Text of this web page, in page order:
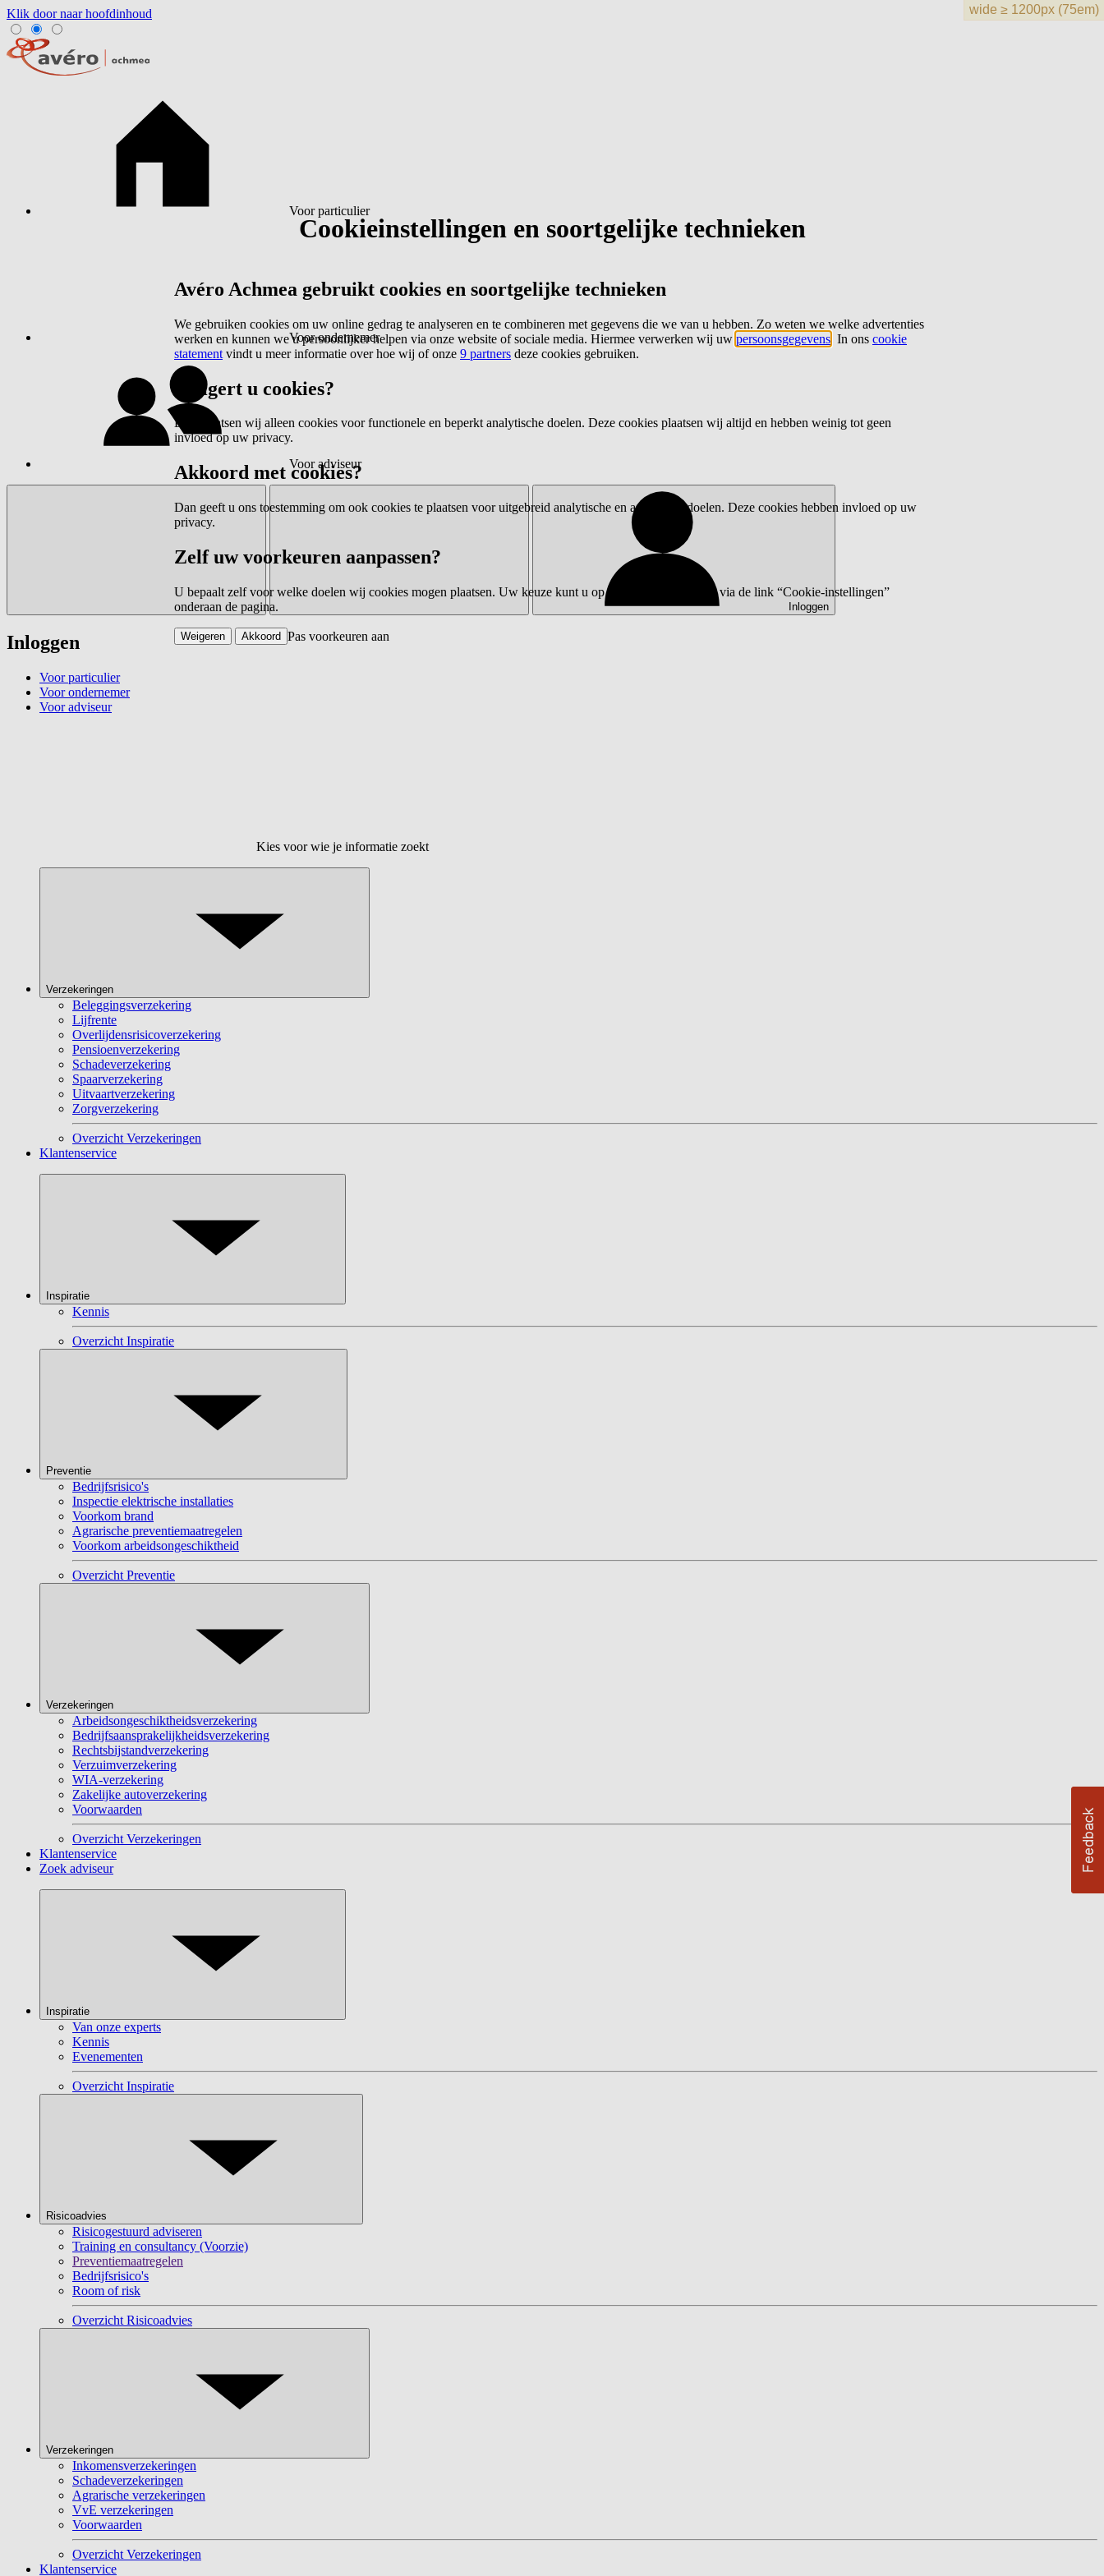
Klik door naar hoofdinhoud
Voor particulier
Voor ondernemer
Voor adviseur
Inloggen
Inloggen
Voor particulier
Voor ondernemer
Voor adviseur
Kies voor wie je informatie zoekt
Verzekeringen
Beleggingsverzekering
Lijfrente
Overlijdensrisicoverzekering
Pensioenverzekering
Schadeverzekering
Spaarverzekering
Uitvaartverzekering
Zorgverzekering
Overzicht Verzekeringen
Klantenservice
Inspiratie
Kennis
Overzicht Inspiratie
Preventie
Bedrijfsrisico's
Inspectie elektrische installaties
Voorkom brand
Agrarische preventiemaatregelen
Voorkom arbeidsongeschiktheid
Overzicht Preventie
Verzekeringen
Arbeidsongeschiktheidsverzekering
Bedrijfsaansprakelijkheidsverzekering
Rechtsbijstandverzekering
Verzuimverzekering
WIA-verzekering
Zakelijke autoverzekering
Voorwaarden
Overzicht Verzekeringen
Klantenservice
Zoek adviseur
Inspiratie
Van onze experts
Kennis
Evenementen
Overzicht Inspiratie
Risicoadvies
Risicogestuurd adviseren
Training en consultancy (Voorzie)
Preventiemaatregelen
Bedrijfsrisico's
Room of risk
Overzicht Risicoadvies
Verzekeringen
Inkomensverzekeringen
Schadeverzekeringen
Agrarische verzekeringen
VvE verzekeringen
Voorwaarden
Overzicht Verzekeringen
Klantenservice
Cookieinstellingen en soortgelijke technieken
Avéro Achmea gebruikt cookies en soortgelijke technieken
We gebruiken cookies om uw online gedrag te analyseren en te combineren met gegevens die we van u hebben. Zo weten we welke advertenties
werken en kunnen we u persoonlijker helpen via onze website of sociale media. Hiermee verwerken wij uw persoonsgegevens . In ons cookie
statement vindt u meer informatie over hoe wij of onze 9 partners deze cookies gebruiken.
Weigert u cookies?
Dan plaatsen wij alleen cookies voor functionele en beperkt analytische doelen. Deze cookies plaatsen wij altijd en hebben weinig tot geen
invloed op uw privacy.
Akkoord met cookies?
Dan geeft u ons toestemming om ook cookies te plaatsen voor uitgebreid analytische en advertentiedoelen. Deze cookies hebben invloed op uw
privacy.
Zelf uw voorkeuren aanpassen?
U bepaalt zelf voor welke doelen wij cookies mogen plaatsen. Uw keuze kunt u op elk moment wijzigen via de link “Cookie-instellingen”
onderaan de pagina.
Pas voorkeuren aan
Weigeren Akkoord